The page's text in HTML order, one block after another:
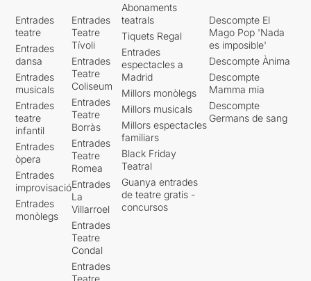
Entrades
teatre
Entrades
dansa
Entrades
musicals
Entrades
teatre
infantil
Entrades
òpera
Entrades
improvisació
Entrades
monòlegs
Entrades
Teatre
Tívoli
Entrades
Teatre
Coliseum
Entrades
Teatre
Borràs
Entrades
Teatre
Romea
Entrades
La
Villarroel
Entrades
Teatre
Condal
Entrades
Teatre
Abonaments
teatrals
Tiquets Regal
Entrades
espectacles a
Madrid
Millors monòlegs
Millors musicals
Millors espectacles
familiars
Black Friday
Teatral
Guanya entrades
de teatre gratis -
concursos
Descompte El
Mago Pop 'Nada
es imposible'
Descompte Ànima
Descompte
Mamma mia
Descompte
Germans de sang